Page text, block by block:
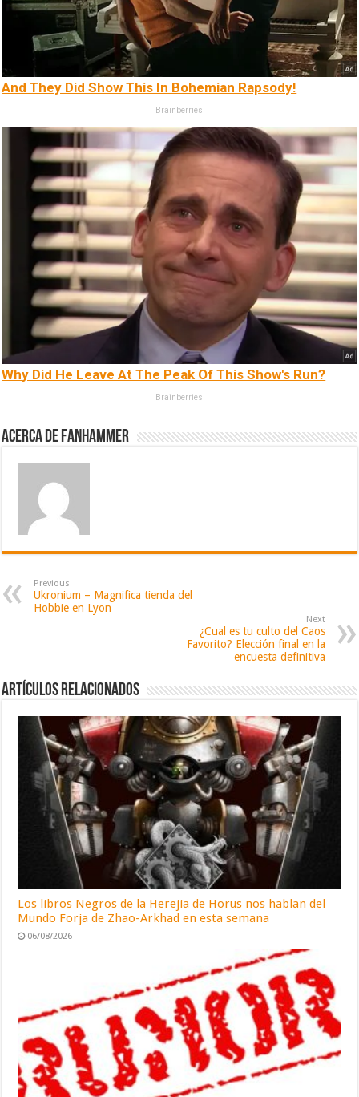
And They Did Show This In Bohemian Rapsody!
Brainberries
Why Did He Leave At The Peak Of This Show's Run?
Brainberries
Acerca de fanhammer
Previous
Ukronium – Magnifica tienda del
Hobbie en Lyon
Next
¿Cual es tu culto del Caos
Favorito? Elección final en la
encuesta definitiva
Artículos relacionados
Los libros Negros de la Herejia de Horus nos hablan del
Mundo Forja de Zhao-Arkhad en esta semana
06/08/2026